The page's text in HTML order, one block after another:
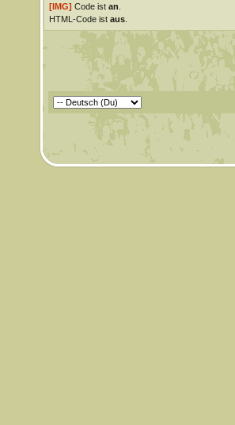
[IMG] Code ist an
HTML-Code ist aus.